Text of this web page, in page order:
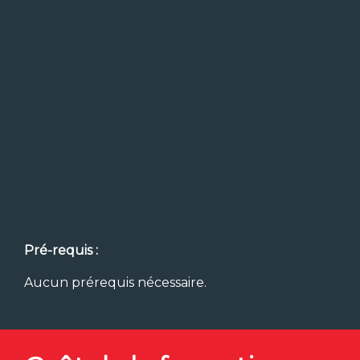
Pré-requis :
Aucun prérequis nécessaire.